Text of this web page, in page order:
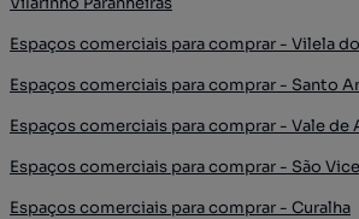
Espaços comerciais para comprar - Vilela
Espaços comerciais para comprar - Santo
Espaços comerciais para comprar - Vale de
Espaços comerciais para comprar - São
Espaços comerciais para comprar - Curalha